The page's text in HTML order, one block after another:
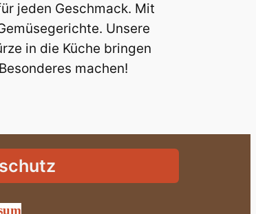
jeden Geschmack. Mit
Unsere
in die Küche bringen
machen!